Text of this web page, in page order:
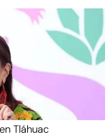
Tláhuac